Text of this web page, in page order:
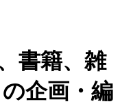
書籍、雑
企画・編